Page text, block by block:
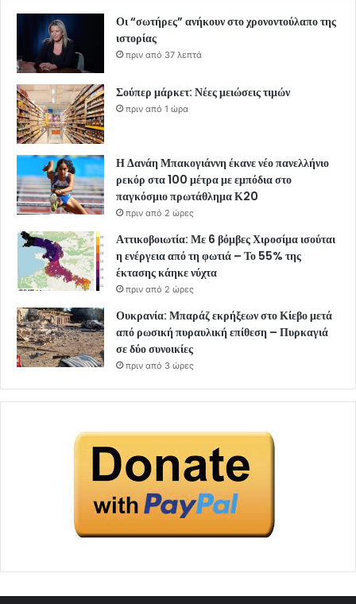
Οι “σωτήρες” ανήκουν στο χρονοντούλαπο της
ιστορίας
πριν από 37 λεπτά
Σούπερ μάρκετ: Νέες μειώσεις τιμών
πριν από 1 ώρα
Η Δανάη Μπακογιάννη έκανε νέο πανελλήνιο
ρεκόρ στα 100 μέτρα με εμπόδια στο
παγκόσμιο πρωτάθλημα Κ20
πριν από 2 ώρες
Αττικοβοιωτία: Με 6 βόμβες Χιροσίμα ισούται
η ενέργεια από τη φωτιά – Το 55% της
έκτασης κάηκε νύχτα
πριν από 2 ώρες
Ουκρανία: Μπαράζ εκρήξεων στο Κίεβο μετά
από ρωσική πυραυλική επίθεση – Πυρκαγιά
σε δύο συνοικίες
πριν από 3 ώρες